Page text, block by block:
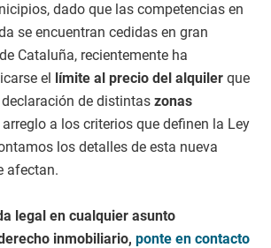
dado que las competencias en
se encuentran cedidas en gran
Cataluña, recientemente ha
el límite al precio del alquiler que
de distintas zonas
arreglo a los criterios que definen la Ley
los detalles de esta nueva
afectan.
legal en cualquier asunto
inmobiliario, ponte en contacto